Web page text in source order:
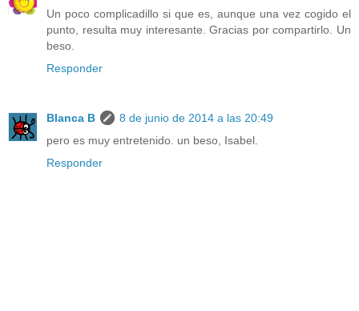
Un poco complicadillo si que es, aunque una vez cogido el
punto, resulta muy interesante. Gracias por compartirlo. Un
beso.
Responder
Blanca B
8 de junio de 2014 a las 20:49
pero es muy entretenido. un beso, Isabel.
Responder